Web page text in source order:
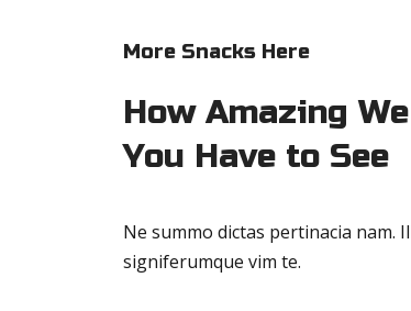
More Snacks Here
How Amazing
You Have to See
Ne summo dictas pertinacia nam.
signiferumque vim te.